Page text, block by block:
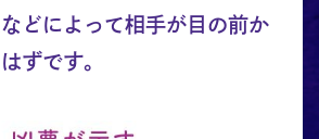
どによって相手が目の前か
ずです。